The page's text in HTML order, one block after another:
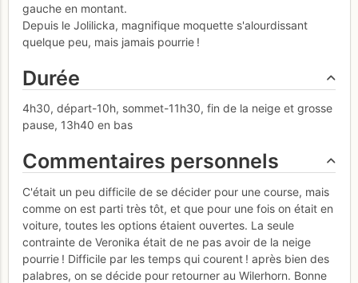
gauche en montant.
Depuis le Jolilicka, magnifique moquette s'alourdissant
quelque peu, mais jamais pourrie !
Durée
4h30, départ-10h, sommet-11h30, fin de la neige et grosse
pause, 13h40 en bas
Commentaires personnels
C'était un peu difficile de se décider pour une course, mais
comme on est parti très tôt, et que pour une fois on était en
voiture, toutes les options étaient ouvertes. La seule
contrainte de Veronika était de ne pas avoir de la neige
pourrie ! Difficile par les temps qui courent ! après bien des
palabres, on se décide pour retourner au Wilerhorn. Bonne